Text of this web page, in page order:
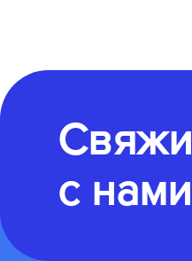
с нами